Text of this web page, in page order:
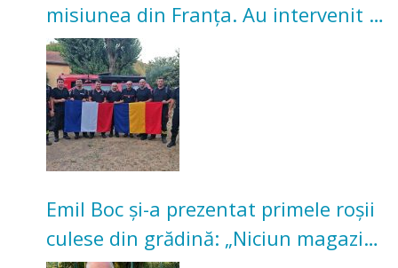
misiunea din Franța. Au intervenit la
incendii de vegetație și pădure
Emil Boc și-a prezentat primele roșii
culese din grădină: „Niciun magazin